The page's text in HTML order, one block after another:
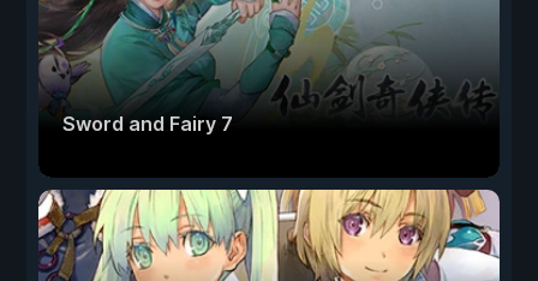
Sword and Fairy 7